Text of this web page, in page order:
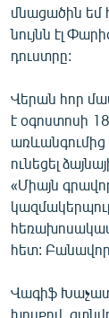
մնացածին եմ
նույնն էլ
դուստրը:
Վերան հոր
է օգոստոսի
առևանգումից
ունեցել
«Միայն
հետ:
Վագիֆ
խոսքով,